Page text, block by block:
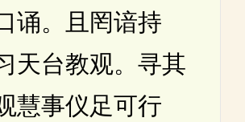
诵。且罔谙持
天台教观。寻其
慧事仪足可行